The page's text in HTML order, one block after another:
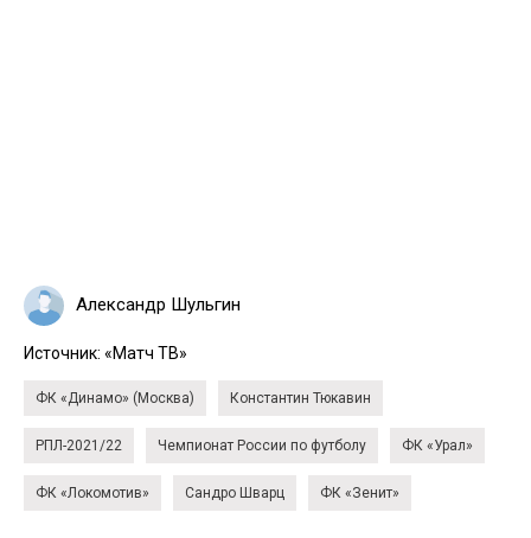
Александр Шульгин
Источник: «Матч ТВ»
ФК «Динамо» (Москва) Константин Тюкавин
РПЛ-2021/22 Чемпионат России по футболу ФК «Урал»
ФК «Локомотив» Сандро Шварц ФК «Зенит»